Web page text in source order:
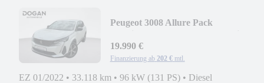
Peugeot 3008 Allure Pack
19.990 €
Finanzierung ab 202 € mtl.
EZ 01/2022 • 33.118 km • 96 kW (131 PS) • Diesel